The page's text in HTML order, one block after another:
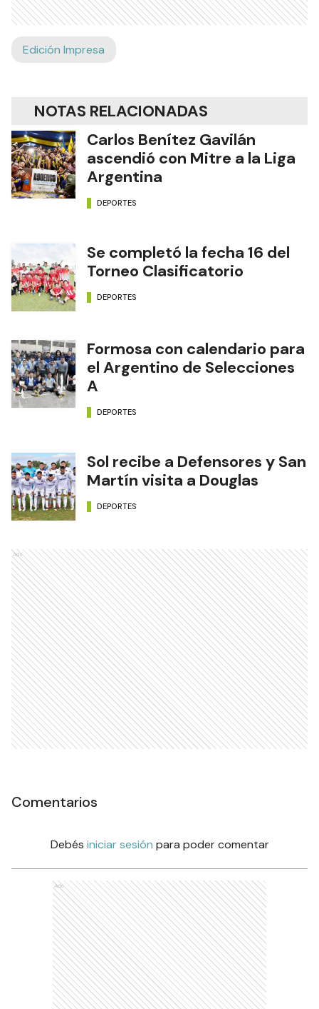
Edición Impresa
NOTAS RELACIONADAS
Carlos Benítez Gavilán
ascendió con Mitre a la Liga
Argentina
DEPORTES
Se completó la fecha 16 del
Torneo Clasificatorio
DEPORTES
Formosa con calendario para
el Argentino de Selecciones
A
DEPORTES
Sol recibe a Defensores y San
Martín visita a Douglas
DEPORTES
Ads
Comentarios
Debés iniciar sesión para poder comentar
Ads